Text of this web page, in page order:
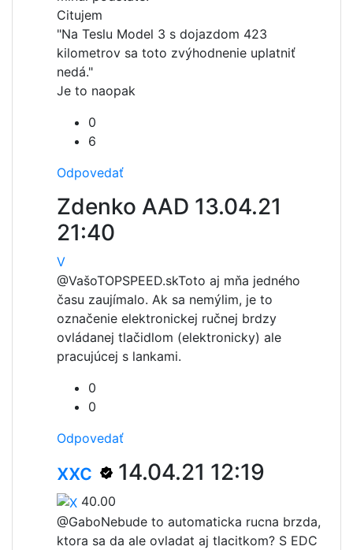
Citujem
"Na Teslu Model 3 s dojazdom 423
kilometrov sa toto zvýhodnenie uplatniť
nedá."
Je to naopak
0
6
Odpovedať
Zdenko AAD 13.04.21
21:40
V
@VašoTOPSPEED.skToto aj mňa jedného
času zaujímalo. Ak sa nemýlim, je to
označenie elektronickej ručnej brdzy
ovládanej tlačidlom (elektronicky) ale
pracujúcej s lankami.
0
0
Odpovedať
xxc 14.04.21 12:19
40.00
@GaboNebude to automaticka rucna brzda,
ktora sa da ale ovladat aj tlacitkom? S EDC